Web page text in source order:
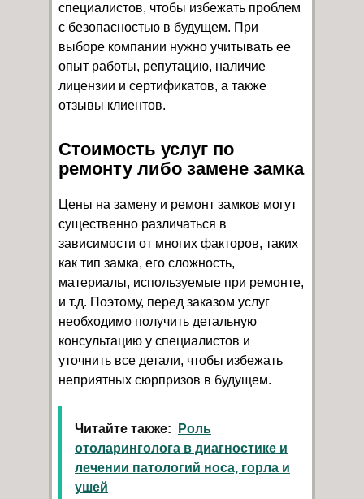
специалистов, чтобы избежать проблем
с безопасностью в будущем. При
выборе компании нужно учитывать ее
опыт работы, репутацию, наличие
лицензии и сертификатов, а также
отзывы клиентов.
Стоимость услуг по
ремонту либо замене замка
Цены на замену и ремонт замков могут
существенно различаться в
зависимости от многих факторов, таких
как тип замка, его сложность,
материалы, используемые при ремонте,
и т.д. Поэтому, перед заказом услуг
необходимо получить детальную
консультацию у специалистов и
уточнить все детали, чтобы избежать
неприятных сюрпризов в будущем.
Читайте также:
Роль
отоларинголога в диагностике и
лечении патологий носа, горла и
ушей